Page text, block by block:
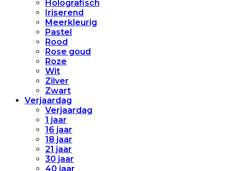
Holografisch
Iriserend
Meerkleurig
Pastel
Rood
Rose goud
Roze
Wit
Zilver
Zwart
Verjaardag
Verjaardag
1 jaar
16 jaar
18 jaar
21 jaar
30 jaar
40 jaar